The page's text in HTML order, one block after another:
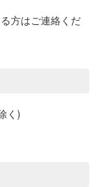
方はご連絡くだ
く)